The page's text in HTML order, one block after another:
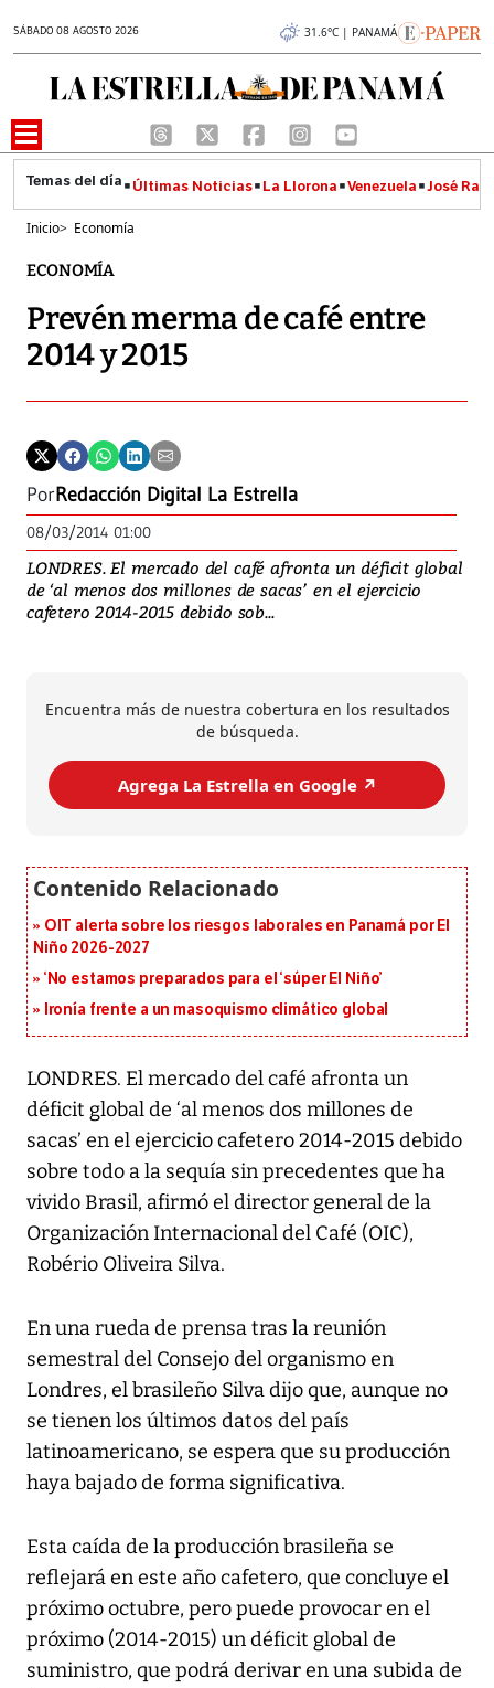
SÁBADO 08 AGOSTO 2026 31.6°C | PANAMÁ
Últimas Noticias La Llorona Venezuela José
Inicio> Economía
ECONOMÍA
Prevén merma de café entre
2014 y 2015
PorRedacción Digital La Estrella
08/03/2014 01:00
LONDRES. El mercado del café afronta un déficit global
de ‘al menos dos millones de sacas’ en el ejercicio
cafetero 2014-2015 debido sob...
Encuentra más de nuestra cobertura en los resultados
de búsqueda.
Agrega La Estrella en Google ↗️
OIT alerta sobre los riesgos laborales en Panamá por El
Niño 2026-2027
‘No estamos preparados para el ‘súper El Niño’
Ironía frente a un masoquismo climático global
LONDRES. El mercado del café afronta un
déficit global de ‘al menos dos millones de
sacas’ en el ejercicio cafetero 2014-2015 debido
sobre todo a la sequía sin precedentes que ha
vivido Brasil, afirmó el director general de la
Organización Internacional del Café (OIC),
Robério Oliveira Silva.
En una rueda de prensa tras la reunión
semestral del Consejo del organismo en
Londres, el brasileño Silva dijo que, aunque no
se tienen los últimos datos del país
latinoamericano, se espera que su producción
haya bajado de forma significativa.
Esta caída de la producción brasileña se
reflejará en este año cafetero, que concluye el
próximo octubre, pero puede provocar en el
próximo (2014-2015) un déficit global de
suministro, que podrá derivar en una subida de